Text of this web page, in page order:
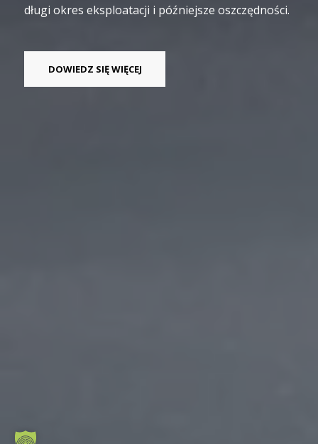
długi okres eksploatacji i późniejsze oszczędności.
DOWIEDZ SIĘ WIĘCEJ